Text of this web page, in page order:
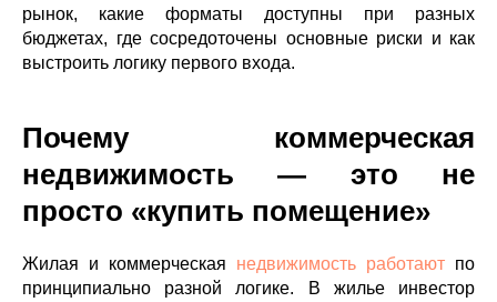
рынок, какие форматы доступны при разных
бюджетах, где сосредоточены основные риски и как
выстроить логику первого входа.
Почему коммерческая
недвижимость — это не
просто «купить помещение»
Жилая и коммерческая недвижимость работают по
принципиально разной логике. В жилье инвестор